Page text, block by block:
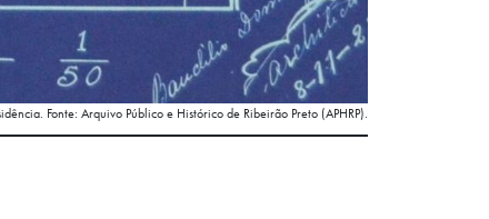
Fonte: Arquivo Público e Histórico de Ribeirão Preto (APHRP).